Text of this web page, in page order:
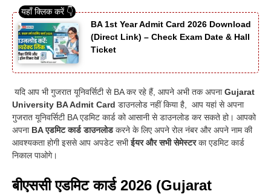
BA 1st Year Admit Card 2026 Download
(Direct Link) – Check Exam Date & Hall
Ticket
यदि आप भी गुजरात यूनिवर्सिटी से BA कर रहे हैं, आपने अभी तक अपनाGujarat
University BA Admit Card डाउनलोड नहीं किया है, आप यहां से अपना
गुजरात यूनिवर्सिटी BA एडमिट कार्ड को आसानी से डाउनलोड कर सकते हो। आपको
अपना BA एडमिट कार्ड डाउनलोडकरने के लिए अपने रोल नंबर और अपने नाम की
आवश्यकता होगी इससे आप अपडेट सभीईयर और सभी सेमेस्टरका एडमिट कार्ड
निकाल पाओगे।
बीएससी एडमिट कार्ड 2026 (Gujarat